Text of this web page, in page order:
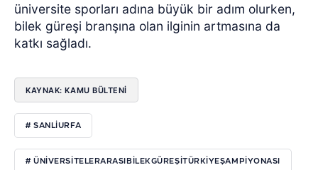
üniversite sporları adına büyük bir adım olurken,
bilek güreşi branşına olan ilginin artmasına da
katkı sağladı.
KAYNAK: KAMU BÜLTENİ
# SANLIURFA
# ÜNIVERSITELERARASIBILEKGÜREŞITÜRKIYEŞAMPIYONASI